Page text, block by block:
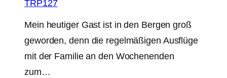
TRP127
Mein heutiger Gast ist in den Bergen groß
geworden, denn die regelmäßigen Ausflüge
mit der Familie an den Wochenenden
zum…